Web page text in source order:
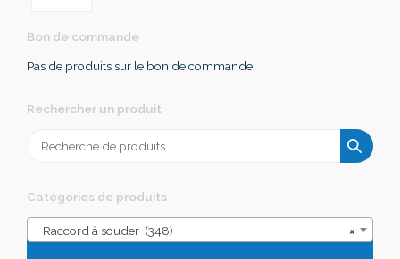
Bon de commande
Pas de produits sur le bon de commande
Rechercher un produit
pour :
Catégories de produits
×
Raccord à souder (348)